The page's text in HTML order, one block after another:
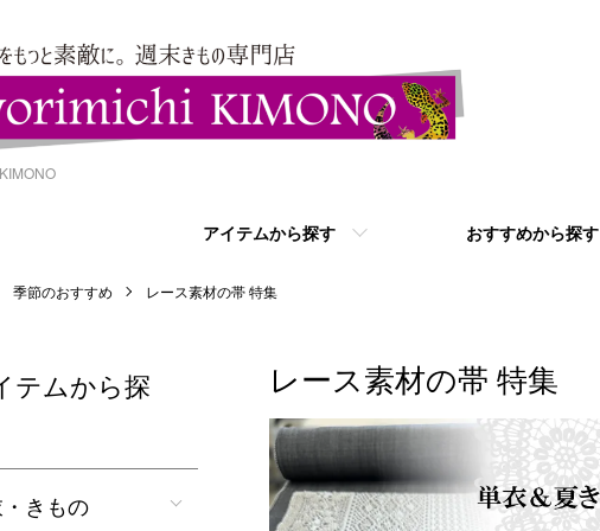
アイテムから探す おすすめから探す
季節のおすすめ レース素材の帯 特集
レース素材の帯 特集
テムから探
きもの